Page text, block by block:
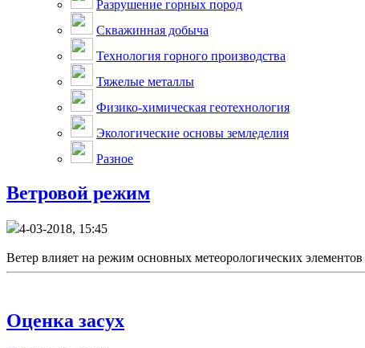
Разрушение горных пород
Скважинная добыча
Технология горного производства
Тяжелые металлы
Физико-химическая геотехнология
Экологические основы земледелия
Разное
Ветровой режим
4-03-2018, 15:45
Ветер влияет на режим основных метеорологических
Оценка засух